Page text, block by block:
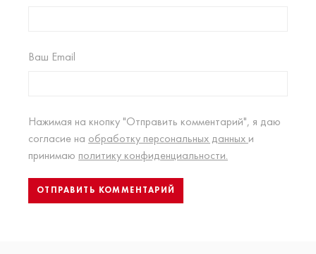
Ваш Email
Нажимая на кнопку "Отправить комментарий", я даю
согласие на обработку персональных данных и
принимаю политику конфиденциальности.